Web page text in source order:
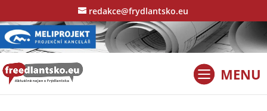
redakce@frydlantsko.eu